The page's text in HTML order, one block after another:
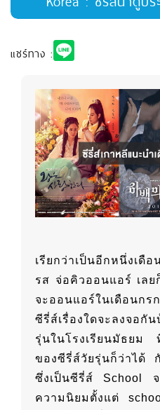
แชร์ทาง :
เรียกว่าเป็นอีกหนึ่งเดื
รส จ่อคิวออนแอร์ เลย
จะออนแอร์ในเดือน
ซีรี่ส์เรื่องใดจะลงจอกั
รุ่นในโรงเรียนมัธยม
ของซีรี่ส์วัยรุ่นก็ว่าได้
ซึ่งเป็นซีรี่ส์ School
ความนิยมตั้งแต่